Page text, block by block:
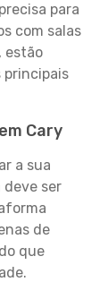
para
com salas
estão
Cary
a sua
ser
de
que